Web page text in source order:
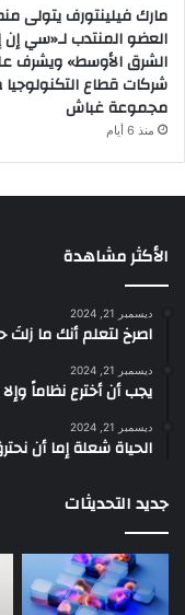
مارك فيلينتورف يتولى
العضو المنتدب لـ«سي
الشرق الأوسط» ويشرف
شركات قطاع
مجموعة غباش
منذ 6 أيام
الأكثر مشاهدة
ديسمبر 21, 2024
‫اصرخ لتعلم أنك ما
ديسمبر 21, 2024
يجب أن أخترع نظاماً
ديسمبر 21, 2024
الحياة شعلة إما أن
جديد التحديثات